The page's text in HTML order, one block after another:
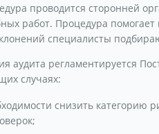
проводится сторонней
работ. Процедура
специалисты
аудита регламентируется
случаях:
снизить категорию